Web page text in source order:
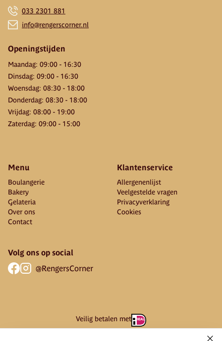
033 2301 881
info@rengerscorner.nl
Openingstijden
Maandag: 09:00 - 16:30
Dinsdag: 09:00 - 16:30
Woensdag: 08:30 - 18:00
Donderdag: 08:30 - 18:00
Vrijdag: 08:00 - 19:00
Zaterdag: 09:00 - 15:00
Menu
Boulangerie
Bakery
Gelateria
Over ons
Contact
Klantenservice
Allergenenlijst
Veelgestelde vragen
Privacyverklaring
Cookies
Volg ons op social
@RengersCorner
Veilig betalen met